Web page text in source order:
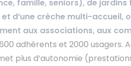
famille, seniors), de jardins
d’une crèche multi-accueil,
aux associations, aux
adhérents et 2000 usagers.
plus d’autonomie